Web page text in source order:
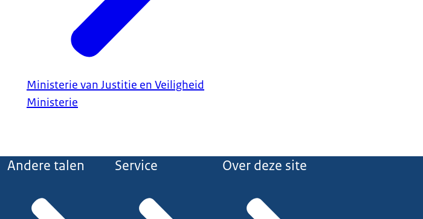
Ministerie van Justitie en Veiligheid
Ministerie
Andere talen Service Over deze site